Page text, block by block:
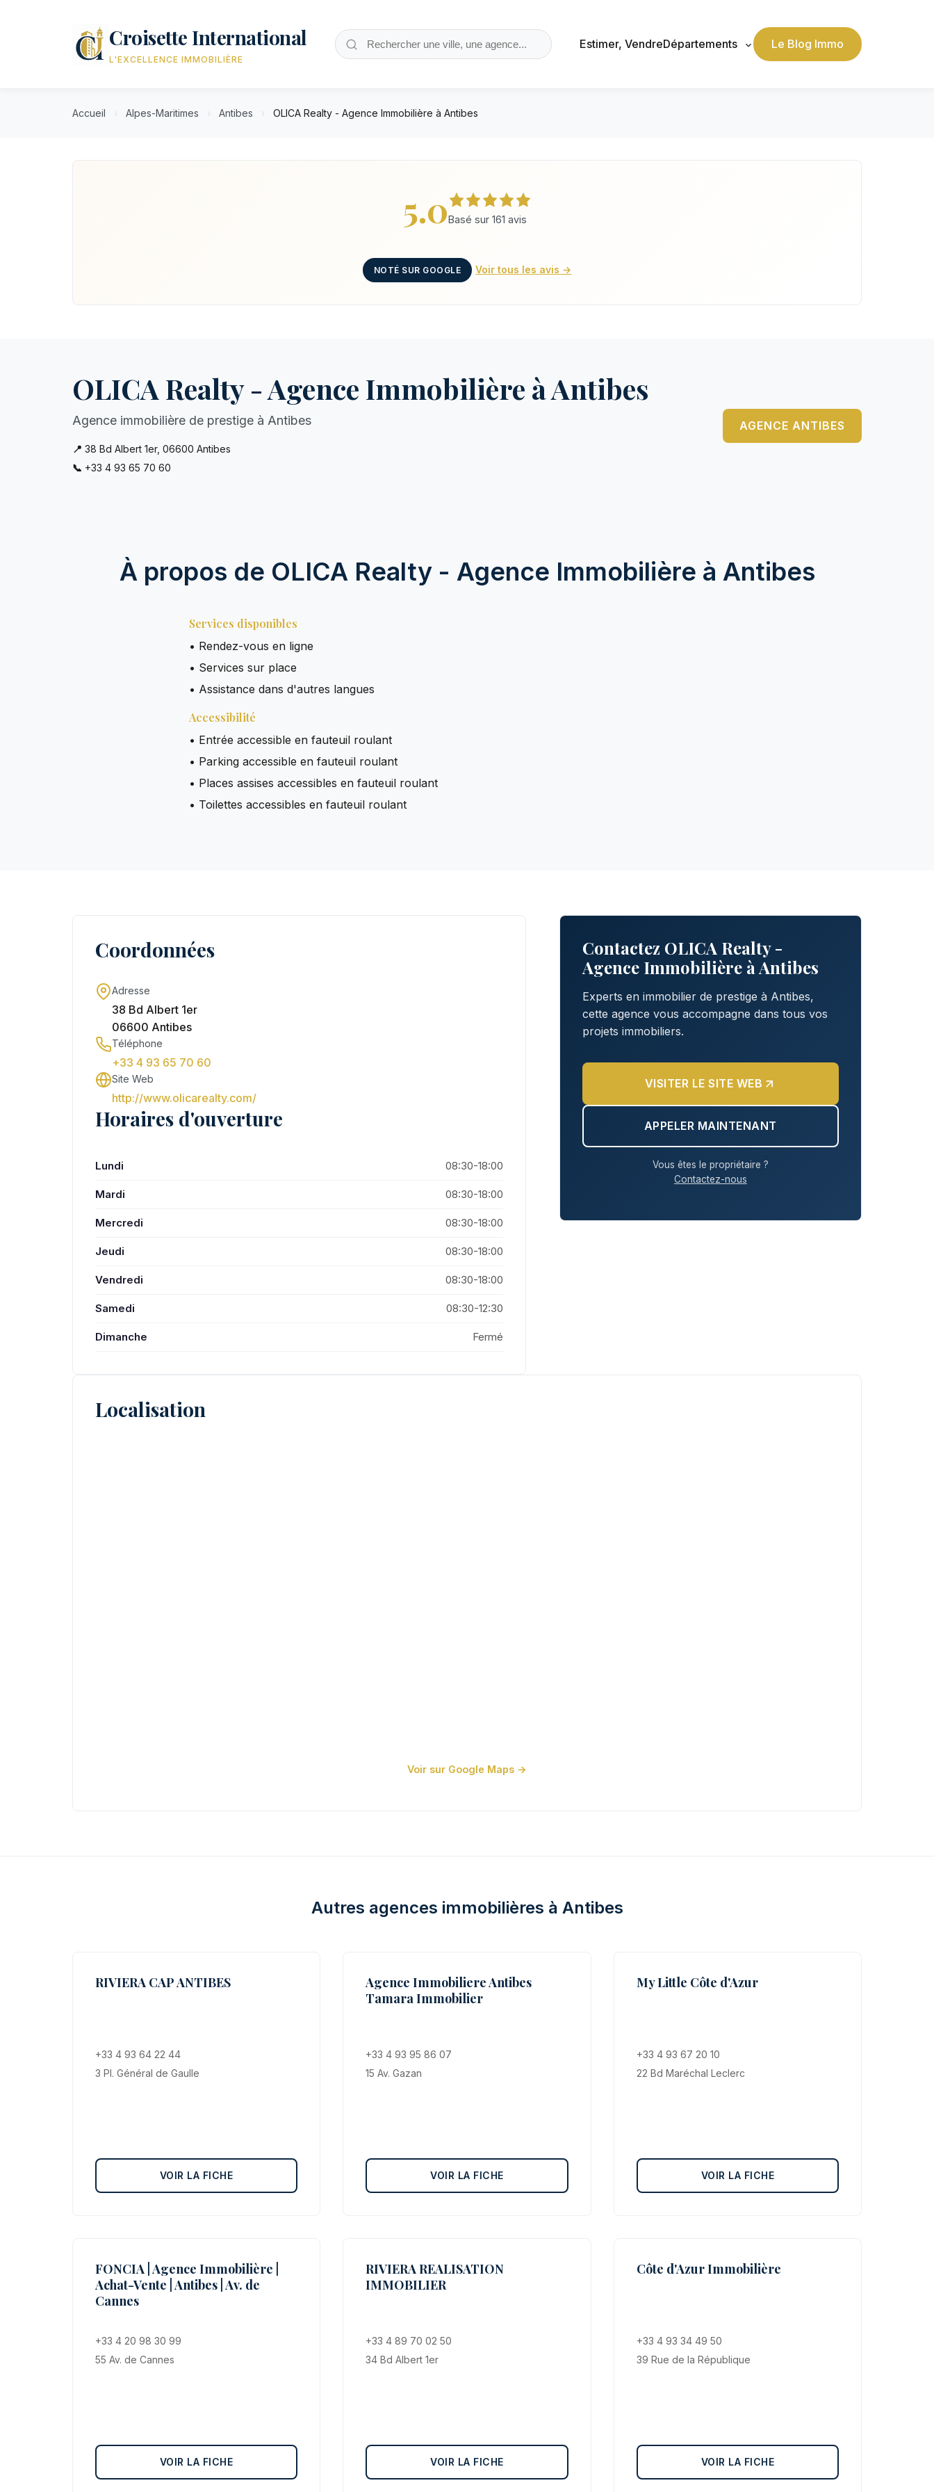
Croisette International
L'EXCELLENCE IMMOBILIÈRE
Estimer, VendreDépartements Le Blog Immo
Accueil › Alpes-Maritimes › Antibes › OLICA Realty - Agence Immobilière à Antibes
5.0Basé sur 161 avis
NOTÉ SUR GOOGLE Voir tous les avis →
OLICA Realty - Agence Immobilière à Antibes
Agence immobilière de prestige à Antibes
📍 38 Bd Albert 1er, 06600 Antibes
📞 +33 4 93 65 70 60
AGENCE ANTIBES
À propos de OLICA Realty - Agence Immobilière à Antibes
Services disponibles
• Rendez-vous en ligne
• Services sur place
• Assistance dans d'autres langues
Accessibilité
• Entrée accessible en fauteuil roulant
• Parking accessible en fauteuil roulant
• Places assises accessibles en fauteuil roulant
• Toilettes accessibles en fauteuil roulant
Coordonnées
Adresse
38 Bd Albert 1er
06600 Antibes
Téléphone
+33 4 93 65 70 60
Site Web
http://www.olicarealty.com/
Horaires d'ouverture
Lundi 08:30-18:00
Mardi 08:30-18:00
Mercredi 08:30-18:00
Jeudi 08:30-18:00
Vendredi 08:30-18:00
Samedi 08:30-12:30
Dimanche Fermé
Contactez OLICA Realty -
Agence Immobilière à Antibes
Experts en immobilier de prestige à Antibes,
cette agence vous accompagne dans tous vos
projets immobiliers.
VISITER LE SITE WEB
APPELER MAINTENANT
Vous êtes le propriétaire ?
Contactez-nous
Localisation
Voir sur Google Maps →
Autres agences immobilières à Antibes
RIVIERA CAP ANTIBES
+33 4 93 64 22 44
3 Pl. Général de Gaulle
VOIR LA FICHE
Agence Immobiliere Antibes
Tamara Immobilier
+33 4 93 95 86 07
15 Av. Gazan
VOIR LA FICHE
My Little Côte d'Azur
+33 4 93 67 20 10
22 Bd Maréchal Leclerc
VOIR LA FICHE
FONCIA | Agence Immobilière |
Achat-Vente | Antibes | Av. de
Cannes
+33 4 20 98 30 99
55 Av. de Cannes
VOIR LA FICHE
RIVIERA REALISATION
IMMOBILIER
+33 4 89 70 02 50
34 Bd Albert 1er
VOIR LA FICHE
Côte d'Azur Immobilière
+33 4 93 34 49 50
39 Rue de la République
VOIR LA FICHE